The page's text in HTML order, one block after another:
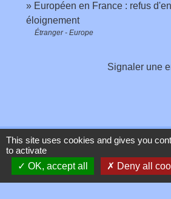
Européen en France : refus
éloignement
Étranger - Europe
Signaler une
Commune de
346, Route du
This site uses cookies and gives you
to activate
OK, accept all
Deny all